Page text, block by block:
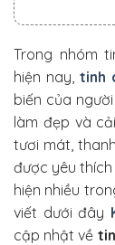
3.2. Giúp
mụn
3.3. Kích
3.4. Hỗ
4. Tinh
không
5. Những
6. Tinh
Trong nhóm
hiện nay,tinh
biến của
làm đẹp và
tươi mát,
được yêu
hiện nhiều
viết dưới đây
cập nhật về